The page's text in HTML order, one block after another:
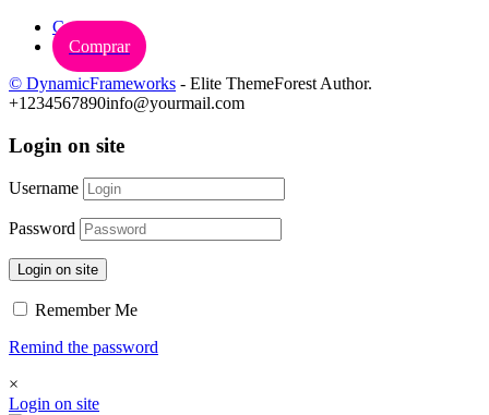
Carrinho
Comprar
© DynamicFrameworks - Elite ThemeForest Author.
+1234567890info@yourmail.com
Login on site
Username
Password
Login on site
Remember Me
Remind the password
×
Login on site